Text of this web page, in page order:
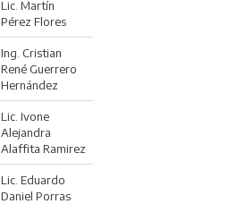
Lic. Martín
Pérez Flores
Ing. Cristian
René Guerrero
Hernández
Lic. Ivone
Alejandra
Alaffita Ramirez
Lic. Eduardo
Daniel Porras